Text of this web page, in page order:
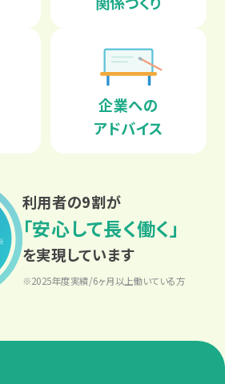
てくれるの？
るの？
期間は？
ー
ト
企業への
アドバイス
利用者の9割が
「安心して長く働く」
を実現しています
※2025年度実績/6ヶ月以上働いている方